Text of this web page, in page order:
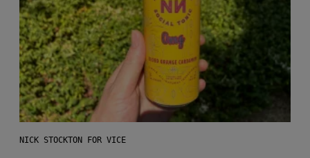
NICK STOCKTON FOR VICE